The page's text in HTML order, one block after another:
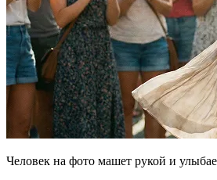
Человек на фото машет рукой и